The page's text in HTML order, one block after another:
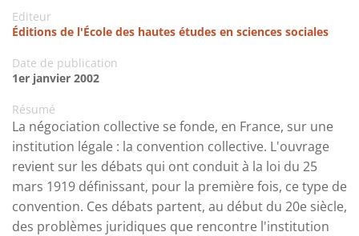
Editeur
Éditions de l'École des hautes études en sciences sociales
Date de publication
1er janvier 2002
Résumé
La négociation collective se fonde, en France, sur une
institution légale : la convention collective. L'ouvrage
revient sur les débats qui ont conduit à la loi du 25
mars 1919 définissant, pour la première fois, ce type de
convention. Ces débats partent, au début du 20e siècle,
des problèmes juridiques que rencontre l'institution